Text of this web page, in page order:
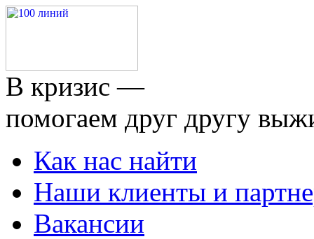
В кризис —
помогаем друг другу
Как нас найти
Наши клиенты и
Вакансии